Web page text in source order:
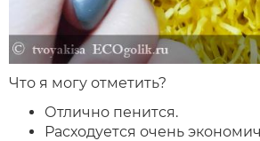
Что я могу отметить?
Отлично пенится.
Расходуется очень